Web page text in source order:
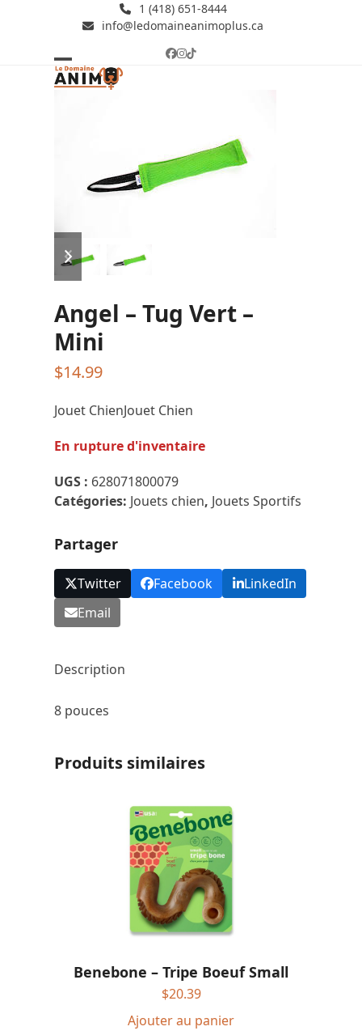
1 (418) 651-8444
info@ledomaineanimoplus.ca
Facebook
Instagram
Tiktok
Open
Close
slide
slide
Angel – Tug Vert –
Mini
$14.99
Jouet ChienJouet Chien
En rupture d'inventaire
UGS : 628071800079
Catégories: Jouets chien, Jouets Sportifs
Partager
Twitter Facebook
LinkedIn
Email
Description
8 pouces
Produits similaires
Benebone – Tripe Boeuf Small
$20.39
Ajouter au panier